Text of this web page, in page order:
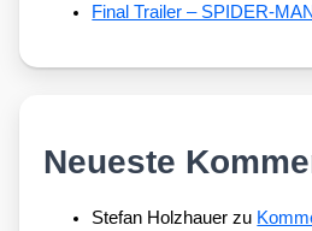
Final Trailer – SPIDER-
Neueste
Stefan Holzhauer zu